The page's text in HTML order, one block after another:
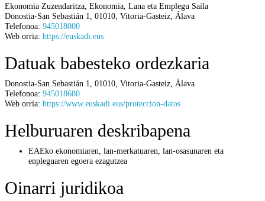
Ekonomia Zuzendaritza, Ekonomia, Lana eta Emplegu Saila
Donostia-San Sebastián 1
01010 Vitoria-Gasteiz Álava
Telefonoa: 945018000
Web orria: https://euskadi.eus
Datuak babesteko ordezkaria
Donostia-San Sebastián 1 01010 Vitoria-Gasteiz Álava
Telefonoa: 945018680
Web orria: https://www.euskadi.eus/proteccion-datos
Helburuaren deskribapena
EAEko ekonomiaren, lan-merkatuaren, lan-osasunaren eta
enpleguaren egoera ezagutzea
Oinarri juridikoa